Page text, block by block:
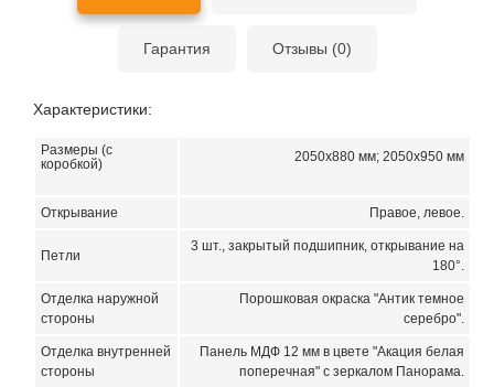
Гарантия Отзывы (0)
Характеристики:
Размеры (с
коробкой)
2050х880 мм; 2050х950 мм
Открывание Правое, левое.
Петли
3 шт., закрытый подшипник, открывание на
180°.
Отделка наружной
стороны
Порошковая окраска "Антик темное
серебро".
Отделка внутренней
стороны
Панель МДФ 12 мм в цвете "Акация белая
поперечная" с зеркалом Панорама.